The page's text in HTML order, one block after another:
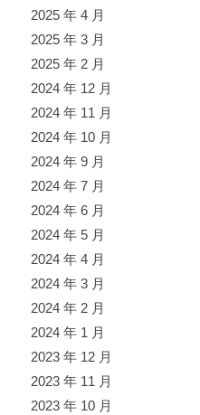
2025 年 4 月
2025 年 3 月
2025 年 2 月
2024 年 12 月
2024 年 11 月
2024 年 10 月
2024 年 9 月
2024 年 7 月
2024 年 6 月
2024 年 5 月
2024 年 4 月
2024 年 3 月
2024 年 2 月
2024 年 1 月
2023 年 12 月
2023 年 11 月
2023 年 10 月